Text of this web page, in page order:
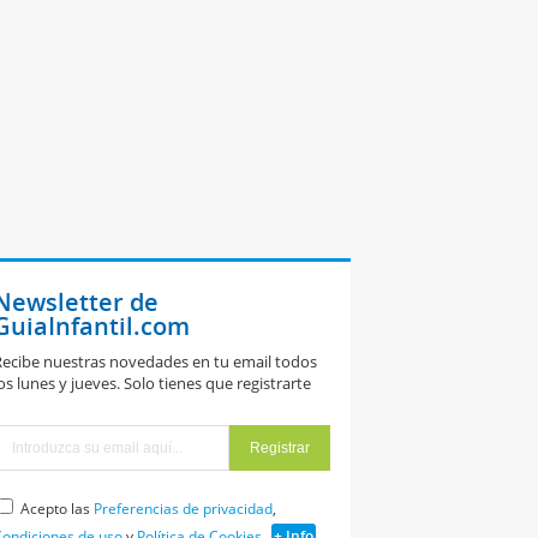
de
nuestras novedades en tu email todos
lunes y jueves. Solo tienes que registrarte
Acepto las Preferencias de privacidad,